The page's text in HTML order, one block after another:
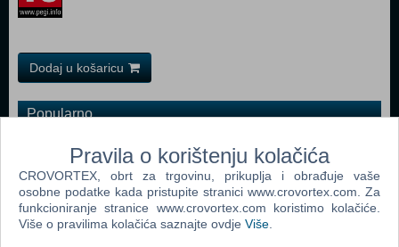
Dodaj u košaricu
Popularno
Grand Theft Auto San Andreas (PC)
Grand Theft Auto Vice City (PC)
Grand Theft Auto IV (PC)
Call Of Duty 4 Modern Warfare (PC)
Pravila o korištenju kolačića
CROVORTEX, obrt za trgovinu, prikuplja i obrađuje vaše
osobne podatke kada pristupite stranici www.crovortex.com. Za
funkcioniranje stranice www.crovortex.com koristimo kolačiće.
Više o pravilima kolačića saznajte ovdje Više